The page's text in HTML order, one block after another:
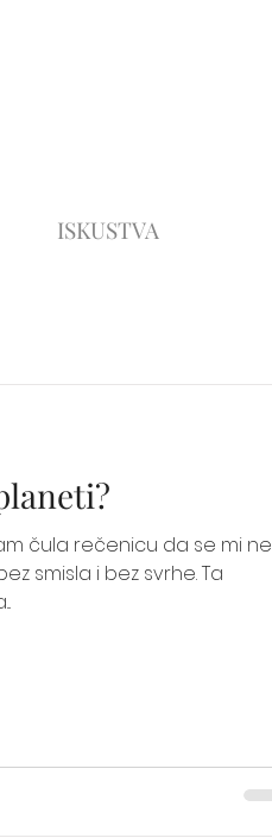
ISKUSTVA
čula rečenicu da se mi ne
smisla i bez svrhe. Ta